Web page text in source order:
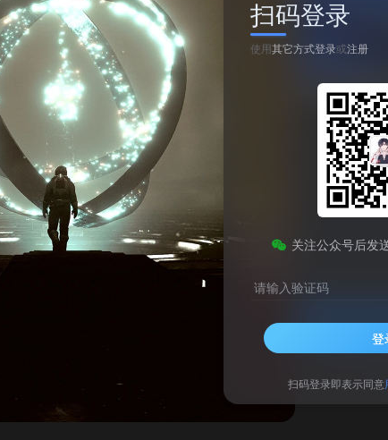
火狐浏览器Linux测试版
容为免费资源，请登录后查看
技术支持 安装调试
扫码登录
使用其它方式登录或注册
关注公众号后发
请输入验证码
登
扫码登录即表示同意